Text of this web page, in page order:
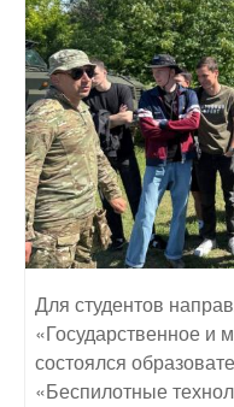
Для студентов
«Государственное и
состоялся
«Беспилотные